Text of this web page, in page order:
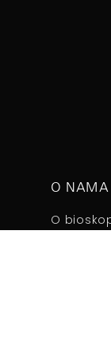
O NAMA
O